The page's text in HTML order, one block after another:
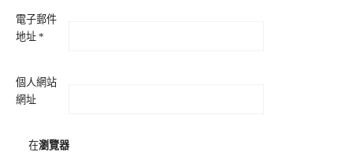
電子郵件
地址 *
個人網站
網址
在瀏覽器